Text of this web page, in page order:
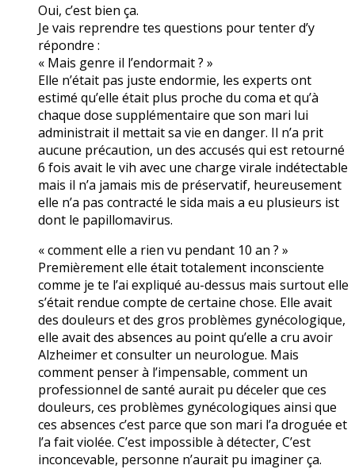
Oui, c’est bien ça.
Je vais reprendre tes questions pour tenter d’y
répondre :
« Mais genre il l’endormait ? »
Elle n’était pas juste endormie, les experts ont
estimé qu’elle était plus proche du coma et qu’à
chaque dose supplémentaire que son mari lui
administrait il mettait sa vie en danger. Il n’a prit
aucune précaution, un des accusés qui est retourné
6 fois avait le vih avec une charge virale indétectable
mais il n’a jamais mis de préservatif, heureusement
elle n’a pas contracté le sida mais a eu plusieurs ist
dont le papillomavirus.
« comment elle a rien vu pendant 10 an ? »
Premièrement elle était totalement inconsciente
comme je te l’ai expliqué au-dessus mais surtout elle
s’était rendue compte de certaine chose. Elle avait
des douleurs et des gros problèmes gynécologique,
elle avait des absences au point qu’elle a cru avoir
Alzheimer et consulter un neurologue. Mais
comment penser à l’impensable, comment un
professionnel de santé aurait pu déceler que ces
douleurs, ces problèmes gynécologiques ainsi que
ces absences c’est parce que son mari l’a droguée et
l’a fait violée. C’est impossible à détecter, C’est
inconcevable, personne n’aurait pu imaginer ça.